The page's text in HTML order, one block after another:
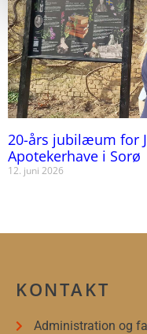
20-års jubilæum for
Apotekerhave i Sorø
12. juni 2026
KONTAKT
Administration og